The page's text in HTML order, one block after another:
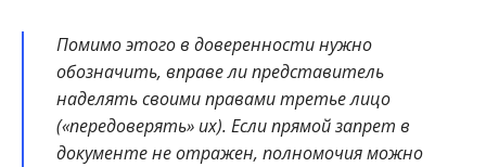
Помимо этого в доверенности нужно
обозначить, вправе ли представитель
наделять своими правами третье лицо
(«передоверять» их). Если прямой запрет в
документе не отражен, полномочия можно